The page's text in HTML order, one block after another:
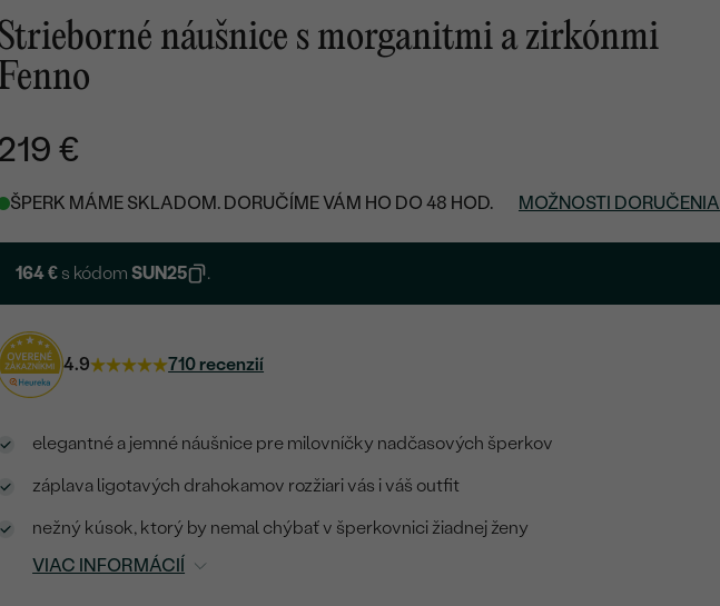
náušnice s morganitmi a zirkónmi
€
ŠPERK MÁME SKLADOM. DORUČÍME VÁM HO DO 48 HOD. MOŽNOSTI DORUČENIA
164 € s kódomSUN25 .
4.9 710 recenzií
elegantné a jemné náušnice pre milovníčky nadčasových šperkov
záplava ligotavých drahokamov rozžiari vás i váš outfit
nežný kúsok, ktorý by nemal chýbať v šperkovnici žiadnej ženy
VIAC INFORMÁCIÍ